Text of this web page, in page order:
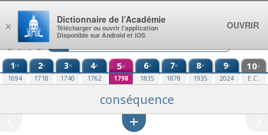
Aller au contenu
1re
1694
2e
1718
3e
1740
4e
1762
5e
1798
6e
1835
7e
1878
8e
1935
9e
2024
10e
E.C.
conséquence
×
Dictionnaire de l’Académie
Télécharger ou ouvrir l’application
Disponible sur Android et iOS
OUVRIR